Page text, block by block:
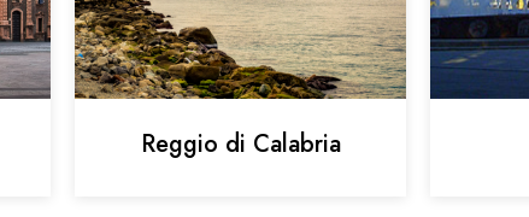
Reggio di Calabria